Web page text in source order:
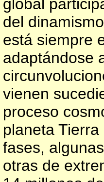
global
del
está siempre
adaptándose
vienen
proceso
planeta
fases,
otras de